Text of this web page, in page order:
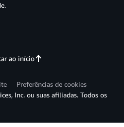
ao início
Preferências de cookies
Inc. ou suas afiliadas. Todos os